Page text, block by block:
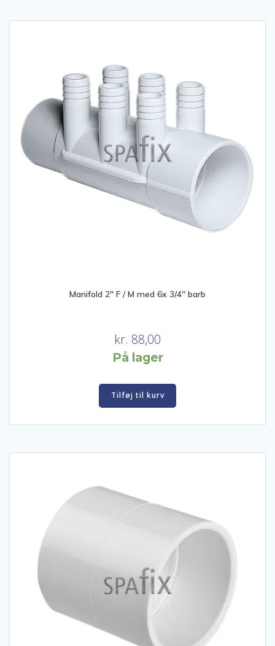
Manifold 2″ F / M med 6x 3/4″ barb
kr. 88,00
På lager
Tilføj til kurv